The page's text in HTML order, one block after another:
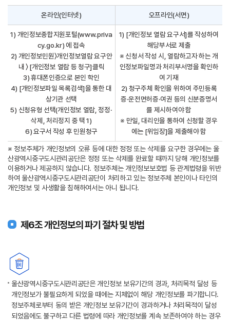
온라인(인터넷) 오프라인(서면)
1) 개인정보종합지원포털(www.priva
cy.go.kr) 에 접속
2) 개인정보민원〉개인정보열람 요구안
내 〉 [개인정보 열람 등 청구]클릭
3) 휴대폰인증으로 본인 학인
4) [개인정보파일 목록검색]을 통한 대
상기관 선택
5) 신청유형 선택(개인정보 열람, 정정·
삭제, 처리정지 중 택 1)
6) 요구서 작성 후 민원청구
1) [개인정보 열람 요구서]를 작성하여
해당부서로 제출
※ 신청서 작성 시, 열람하고자 하는 개
인정보파일명과 처리부서명을 확인하
여 기재
2) 청구주체 확인을 위하여 주민등록
증·운전면허증·여권 등의 신분증명서
를 제시하여야 함
※ 만일, 대리인을 통하여 신청할 경우
에는 [위임장]을 제출해야 함
※ 정보주체가 개인정보의 오류 등에 대한 정정 또는 삭제를 요구한 경우에는 울
산광역시중구도시관리공단은 정정 또는 삭제를 완료할 때까지 당해 개인정보를
이용하거나 제공하지 않습니다. 정보주체는 개인정보보호법 등 관계법령을 위반
하여 울산광역시중구도시관리공단이 처리하고 있는 정보주체 본인이나 타인의
개인정보 및 사생활을 침해하여서는 아니 됩니다.
제6조 개인정보의 파기 절차 및 방법
울산광역시중구도시관리공단은 개인정보 보유기간의 경과, 처리목적 달성 등
개인정보가 불필요하게 되었을 때에는 지체없이 해당 개인정보를 파기합니다.
정보주체로부터 동의 받은 개인정보 보유기간이 경과하거나 처리목적이 달성
되었음에도 불구하고 다른 법령에 따라 개인정보를 계속 보존하여야 하는 경우